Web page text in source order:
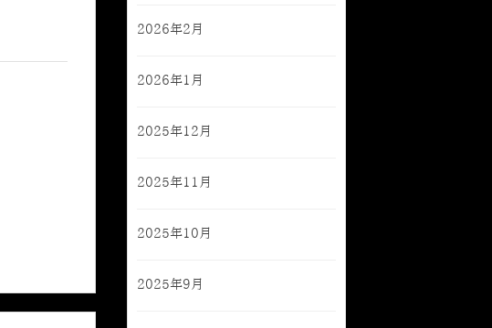
2026年2月
2026年1月
2025年12月
2025年11月
2025年10月
2025年9月